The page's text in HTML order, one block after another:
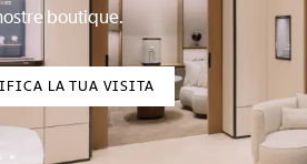
boutique.
LA TUA VISITA